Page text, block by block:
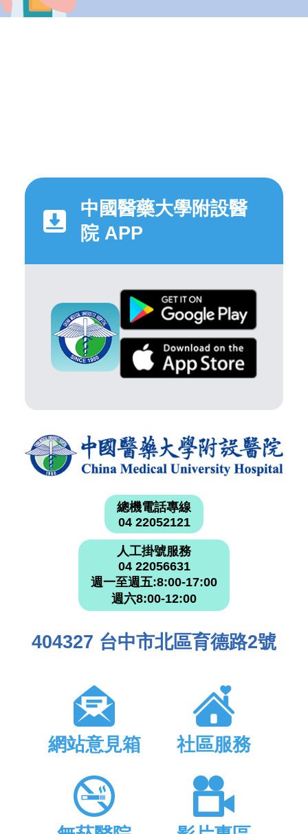
中國醫藥大學附設醫
院 APP
總機電話專線
04 22052121
人工掛號服務
04 22056631
週一至週五:8:00-17:00
週六8:00-12:00
404327 台中市北區育德路2號
網站意見箱 社區服務